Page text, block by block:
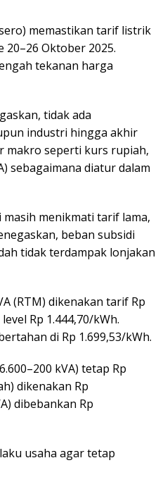
memastikan tarif listrik
Oktober 2025.
tekanan harga
tidak ada
industri hingga akhir
makro seperti kurs rupiah,
sebagaimana diatur dalam
masih menikmati tarif lama,
beban subsidi
tidak terdampak lonjakan
(RTM) dikenakan tarif Rp
Rp 1.444,70/kWh.
di Rp 1.699,53/kWh.
kVA) tetap Rp
dikenakan Rp
dibebankan Rp
usaha agar tetap